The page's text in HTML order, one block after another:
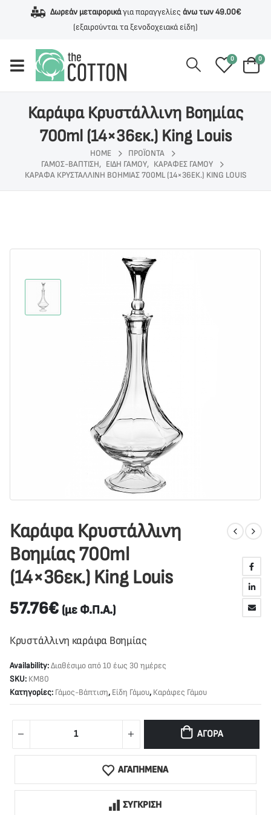
Δωρεάν μεταφορικάγια παραγγελίες άνω των 49.00€
(εξαιρούνται τα ξενοδοχειακά είδη)
0 0
Καράφα Κρυστάλλινη Βοημίας
700ml (14×36εκ.) King Louis
HOME
ΠΡΟΪΌΝΤΑ
ΓΆΜΟΣ-ΒΆΠΤΙΣΗ, ΕΊΔΗ ΓΆΜΟΥ, ΚΑΡΆΦΕΣ ΓΆΜΟΥ
ΚΑΡΆΦΑ ΚΡΥΣΤΆΛΛΙΝΗ ΒΟΗΜΊΑΣ 700ML (14×36ΕΚ.) KING LOUIS
Καράφα Κρυστάλλινη
Βοημίας 700ml
(14×36εκ.) King Louis
57.76€ (με Φ.Π.Α.)
Κρυστάλλινη καράφα Βοημίας
Availability:Διαθέσιμο από 10 έως 30 ημέρες
SKU: ΚΜ80
Κατηγορίες: Γάμος-Βάπτιση, Είδη Γάμου, Καράφες Γάμου
ΑΓΟΡΆ
ΑΓΑΠΗΜΕΝΑ
ΣΥΓΚΡΙΣΗ